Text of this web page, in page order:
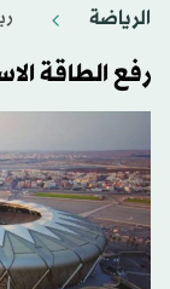
الرياضة
رفع الطاقة